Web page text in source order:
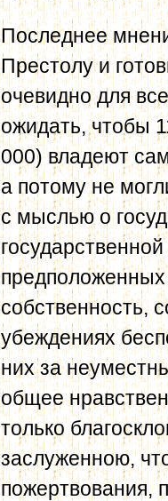
Последнее
Престолу и
очевидно для
ожидать, чтобы
000) владеют
а потому не
с мыслью о
предположенных
собственность,
убеждениях
них за
общее
только
заслуженною,
пожертвования,